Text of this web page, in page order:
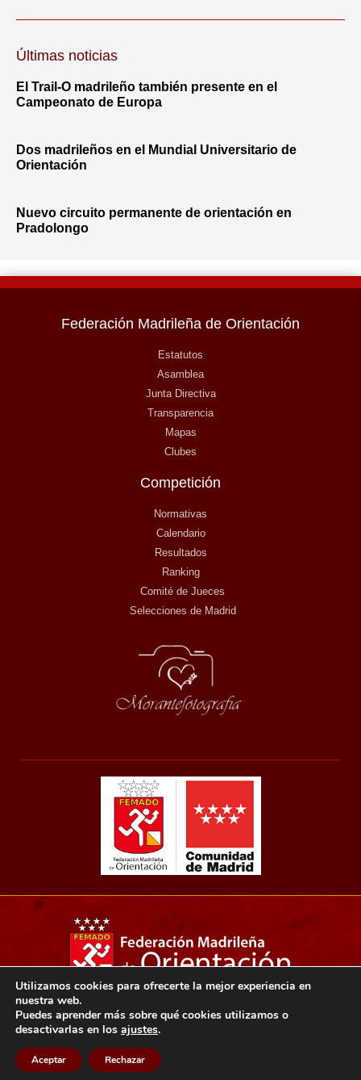
Últimas noticias
El Trail-O madrileño también presente en el
Campeonato de Europa
Dos madrileños en el Mundial Universitario de
Orientación
Nuevo circuito permanente de orientación en
Pradolongo
Federación Madrileña de Orientación
Estatutos
Asamblea
Junta Directiva
Transparencia
Mapas
Clubes
Competición
Normativas
Calendario
Resultados
Ranking
Comité de Jueces
Selecciones de Madrid
Copyright 2021© Federación madrileña de orientación.
Aviso legalPolítica de privacidad
Diseño web: Ensalza
Utilizamos cookies para ofrecerte la mejor experiencia en
nuestra web.
Puedes aprender más sobre qué cookies utilizamos o
desactivarlas en los ajustes.
Aceptar Rechazar